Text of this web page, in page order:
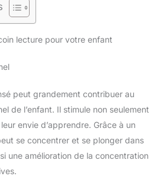
lecture pour votre enfant
peut grandement contribuer au
de l’enfant. Il stimule non seulement
envie d’apprendre. Grâce à un
se concentrer et se plonger dans
une amélioration de la concentration